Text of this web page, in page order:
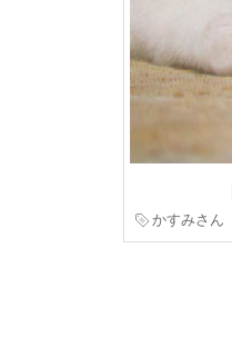
かすみさん